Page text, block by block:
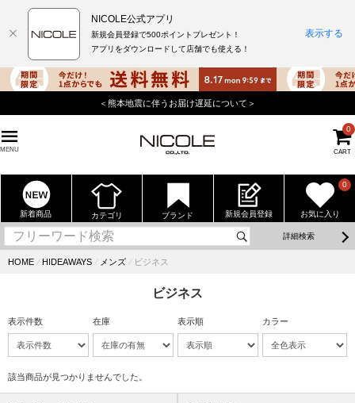
＜熊本地震に伴うお届け遅延について＞
MENU CART
0
新着商品 カテゴリ ブランド 新規会員登録 お気に入り
0
詳細検索
HOME ⁄ HIDEAWAYS ⁄ メンズ ⁄ ビジネス
ビジネス
表示件数 在庫 表示順 カラー
該当商品が見つかりませんでした。
NICOLE公式アプリ
新規会員登録で500ポイントプレゼント！
アプリをダウンロードして店舗でも使える！
表示する